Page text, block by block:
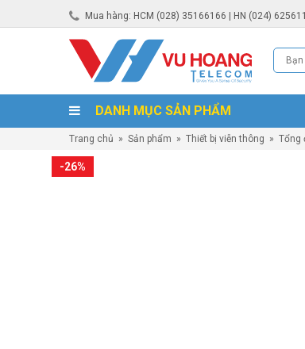
Mua hàng: HCM (028) 35166166 | HN (024)
DANH MỤC SẢN PHẨM
Trang chủ » Sản phẩm » Thiết bị viễn thông » Tổng
-26%